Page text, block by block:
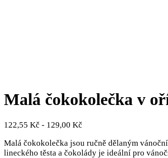
Malá čokokolečka v
122,55 Kč - 129,00 Kč
Malá čokokolečka jsou ručně dělaným
lineckého těsta a čokolády je ideální pro